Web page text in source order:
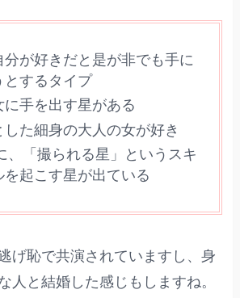
分が好きだと是が非でも手に
とするタイプ
に手を出す星がある
した細身の大人の女が好き
、「撮られる星」というスキ
を起こす星が出ている
げ恥で共演されていますし、身
人と結婚した感じもしますね。